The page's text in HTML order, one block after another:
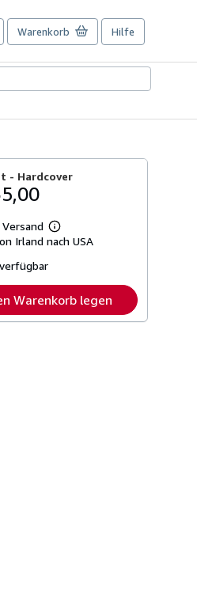
Warenkorb Hilfe
- Hardcover
Versand
Weitere
Informationen
Irland nach USA
Warenkorb legen